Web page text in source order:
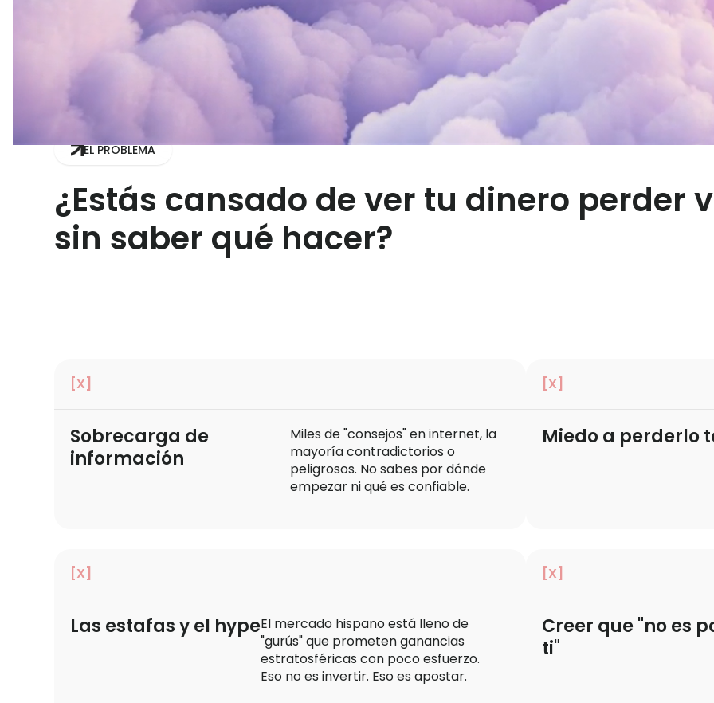
EL PROBLEMA
¿Estás cansado de ver tu dinero perder
sin saber qué hacer?
[X]
Sobrecarga de
información
Miles de "consejos" en internet, la
mayoría contradictorios o
peligrosos. No sabes por dónde
empezar ni qué es confiable.
[X]
Miedo a perderlo
[X]
Las estafas y el hypeEl mercado hispano está lleno de
"gurús" que prometen ganancias
estratosféricas con poco esfuerzo.
Eso no es invertir. Eso es apostar.
[X]
Creer que "no es
ti"